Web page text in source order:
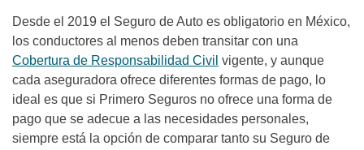
Desde el 2019 el Seguro de Auto es obligatorio en México,
los conductores al menos deben transitar con una
Cobertura de Responsabilidad Civil vigente, y aunque
cada aseguradora ofrece diferentes formas de pago, lo
ideal es que si Primero Seguros no ofrece una forma de
pago que se adecue a las necesidades personales,
siempre está la opción de comparar tanto su Seguro de